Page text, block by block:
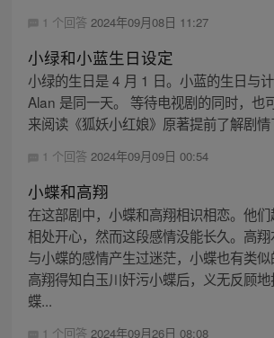
1 个回答 2024年09月08日 11:27
小绿和小蓝生日设定
小绿的生日是 4 月 1 日。小蓝的生日与
Alan 是同一天。 等待电视剧的同时，也
来阅读《狐妖小红娘》原著提前了解剧情
1 个回答 2024年09月09日 00:54
小蝶和高翔
在这部剧中，小蝶和高翔相识相恋。他
相处开心，然而这段感情没能长久。高
与小蝶的感情产生过迷茫，小蝶也有类
高翔得知白玉川奸污小蝶后，义无反顾
蝶...
1 个回答 2024年09月26日 08:08